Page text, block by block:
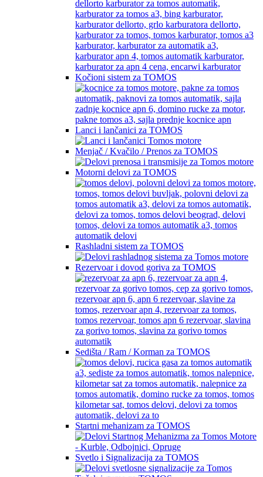
Kočioni sistem za TOMOS
Lanci i lančanici za TOMOS
Menjač / Kvačilo / Prenos za TOMOS
Motorni delovi za TOMOS
Rashladni sistem za TOMOS
Rezervoar i dovod goriva za TOMOS
Sedišta / Ram / Korman za TOMOS
Startni mehanizam za TOMOS
Svetlo i Signalizacija za TOMOS